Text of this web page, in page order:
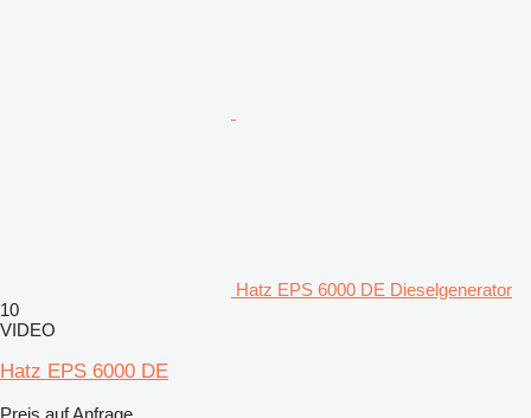
Hatz EPS 6000 DE Dieselgenerator
10
VIDEO
Hatz EPS 6000 DE
Preis auf Anfrage